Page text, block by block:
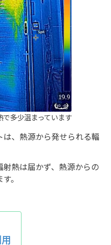
多少温まっています
、熱源から発せられる輻
熱は届かず、熱源からの
。